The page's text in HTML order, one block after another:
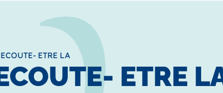
ETRE LA
ETRE